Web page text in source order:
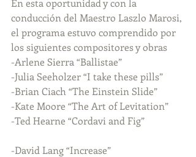
En esta oportunidad y con la
conducción del Maestro Laszlo Marosi,
el programa estuvo comprendido por
los siguientes compositores y obras
-Arlene Sierra “Ballistae”
-Julia Seeholzer “I take these pills”
-Brian Ciach “The Einstein Slide”
-Kate Moore “The Art of Levitation”
-Ted Hearne “Cordavi and Fig”
-David Lang “Increase”